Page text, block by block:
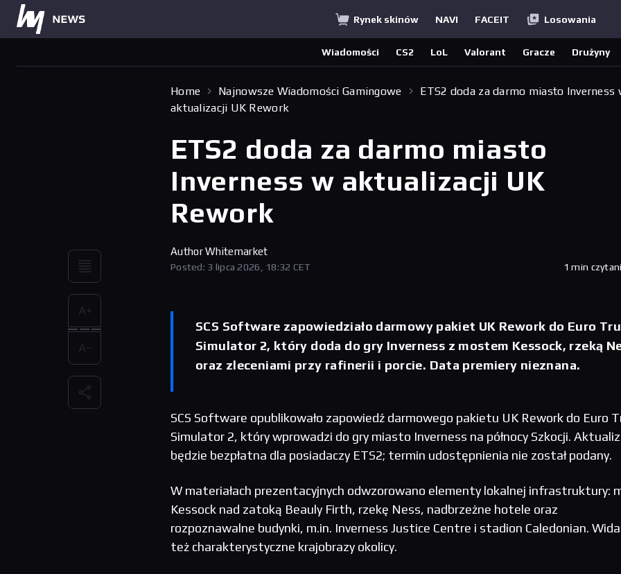
Rynek skinów NAVI FACEIT Losowania
Wiadomości CS2 LoL Valorant Gracze Drużyny
Home Najnowsze Wiadomości Gamingowe
ETS2 doda za darmo miasto Inverness
aktualizacji UK Rework
ETS2 doda za darmo miasto
Inverness w aktualizacji UK
Rework
AuthorWhitemarket
Posted: 3 lipca 2026, 18:32 CET 1 min
SCS Software zapowiedziało darmowy pakiet UK Rework do Euro
Simulator 2, który doda do gry Inverness z mostem Kessock, rzeką
oraz zleceniami przy rafinerii i porcie. Data premiery nieznana.
SCS Software opublikowało zapowiedź darmowego pakietu UK Rework do Euro
Simulator 2, który wprowadzi do gry miasto Inverness na północy Szkocji.
będzie bezpłatna dla posiadaczy ETS2; termin udostępnienia nie został podany.
W materiałach prezentacyjnych odwzorowano elementy lokalnej infrastruktury:
Kessock nad zatoką Beauly Firth, rzekę Ness, nadbrzeżne hotele oraz
rozpoznawalne budynki, m.in. Inverness Justice Centre i stadion Caledonian.
też charakterystyczne krajobrazy okolicy.